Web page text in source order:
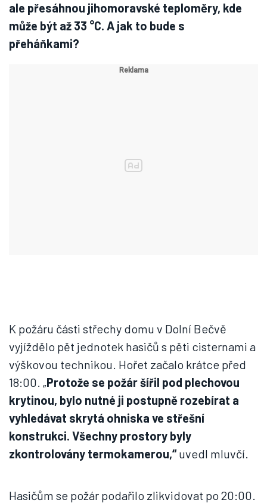
ale přesáhnou jihomoravské teploměry, kde
může být až 33 °C. A jak to bude s
přeháňkami?
K požáru části střechy domu v Dolní Bečvě
vyjíždělo pět jednotek hasičů s pěti cisternami a
výškovou technikou. Hořet začalo krátce před
18:00. „Protože se požár šířil pod plechovou
krytinou, bylo nutné ji postupně rozebírat a
vyhledávat skrytá ohniska ve střešní
konstrukci. Všechny prostory byly
zkontrolovány termokamerou,“uvedl mluvčí.
Hasičům se požár podařilo zlikvidovat po 20:00.